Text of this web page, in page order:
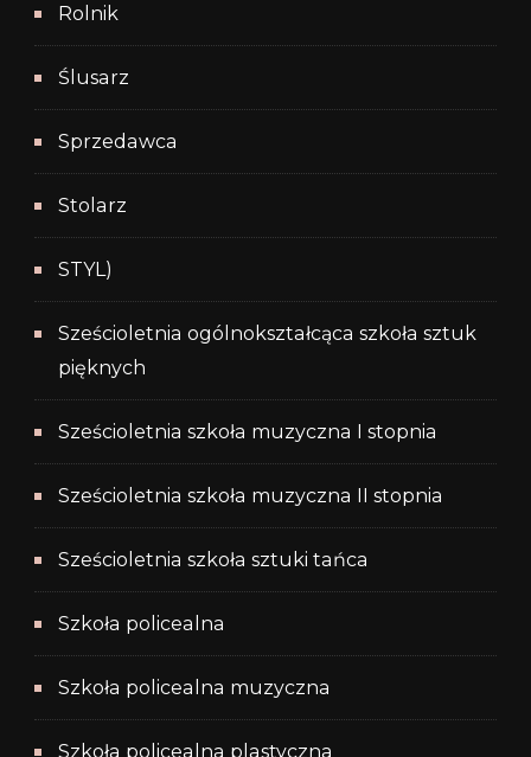
Rolnik
Ślusarz
Sprzedawca
Stolarz
STYL)
Sześcioletnia ogólnokształcąca szkoła sztuk
pięknych
Sześcioletnia szkoła muzyczna I stopnia
Sześcioletnia szkoła muzyczna II stopnia
Sześcioletnia szkoła sztuki tańca
Szkoła policealna
Szkoła policealna muzyczna
Szkoła policealna plastyczna